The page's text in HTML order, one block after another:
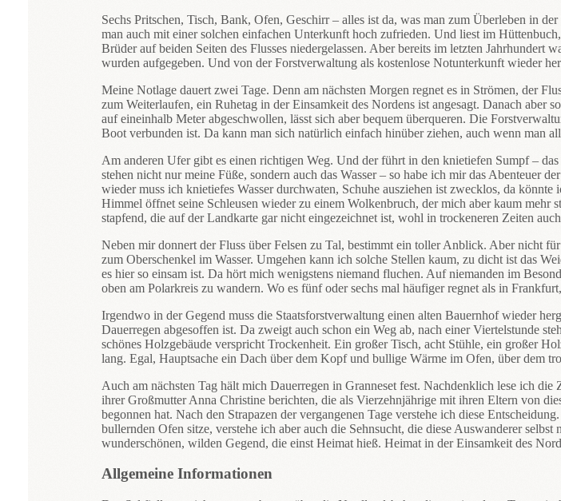
Sechs Pritschen, Tisch, Bank, Ofen, Geschirr – alles ist da, was man zum Überleben in
man auch mit einer solchen einfachen Unterkunft hoch zufrieden. Und liest im
Brüder auf beiden Seiten des Flusses niedergelassen. Aber bereits im letzten
wurden aufgegeben. Und von der Forstverwaltung als kostenlose Notunterkunft wieder
Meine Notlage dauert zwei Tage. Denn am nächsten Morgen regnet es in Strömen, der
zum Weiterlaufen, ein Ruhetag in der Einsamkeit des Nordens ist angesagt. Danach aber
auf eineinhalb Meter abgeschwollen, lässt sich aber bequem überqueren. Die
Boot verbunden ist. Da kann man sich natürlich einfach hinüber ziehen, auch wenn man
Am anderen Ufer gibt es einen richtigen Weg. Und der führt in den knietiefen Sumpf –
stehen nicht nur meine Füße, sondern auch das Wasser – so habe ich mir das Abenteuer
wieder muss ich knietiefes Wasser durchwaten, Schuhe ausziehen ist zwecklos, da
Himmel öffnet seine Schleusen wieder zu einem Wolkenbruch, der mich aber kaum mehr
stapfend, die auf der Landkarte gar nicht eingezeichnet ist, wohl in trockeneren Zeiten
Neben mir donnert der Fluss über Felsen zu Tal, bestimmt ein toller Anblick. Aber nicht
zum Oberschenkel im Wasser. Umgehen kann ich solche Stellen kaum, zu dicht ist das
es hier so einsam ist. Da hört mich wenigstens niemand fluchen. Auf niemanden im
oben am Polarkreis zu wandern. Wo es fünf oder sechs mal häufiger regnet als in
Irgendwo in der Gegend muss die Staatsforstverwaltung einen alten Bauernhof wieder
Dauerregen abgesoffen ist. Da zweigt auch schon ein Weg ab, nach einer Viertelstunde
schönes Holzgebäude verspricht Trockenheit. Ein großer Tisch, acht Stühle, ein großer
lang. Egal, Hauptsache ein Dach über dem Kopf und bullige Wärme im Ofen, über dem
Auch am nächsten Tag hält mich Dauerregen in Granneset fest. Nachdenklich lese ich
ihrer Großmutter Anna Christine berichten, die als Vierzehnjährige mit ihren Eltern von
begonnen hat. Nach den Strapazen der vergangenen Tage verstehe ich diese
bullernden Ofen sitze, verstehe ich aber auch die Sehnsucht, die diese Auswanderer
wunderschönen, wilden Gegend, die einst Heimat hieß. Heimat in der Einsamkeit des
Allgemeine Informationen